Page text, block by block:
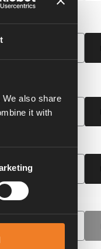
also share
it with